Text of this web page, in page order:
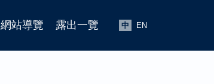
網站導覽 露出一覽 中 EN